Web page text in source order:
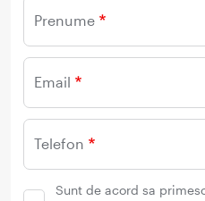
Prenume
Email
Telefon
Sunt de acord sa